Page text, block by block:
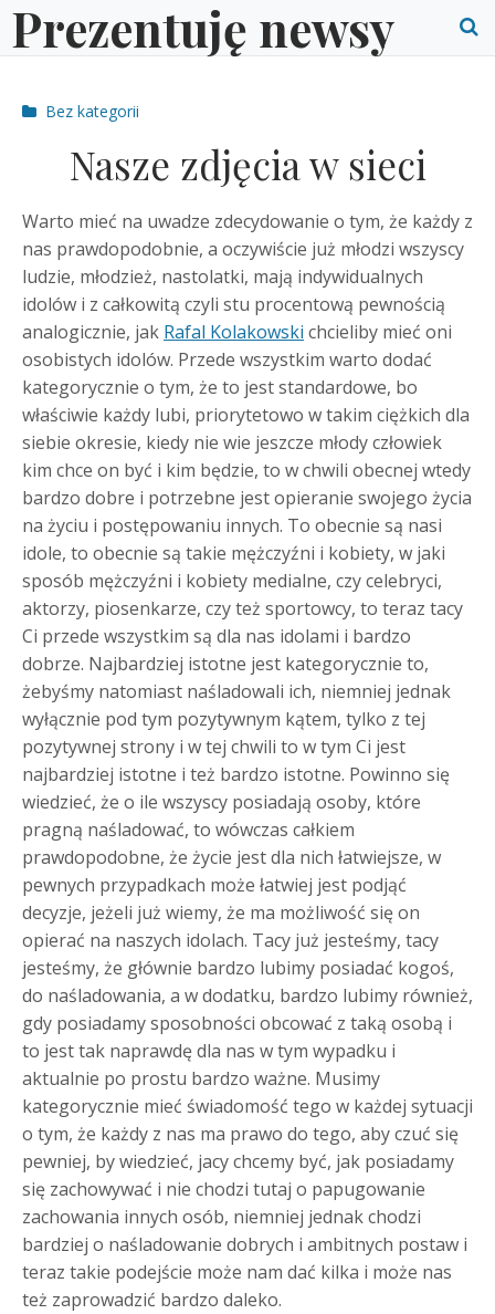
Skip
toPrezentuję newsy
Post
Bez kategorii
Nasze zdjęcia w sieci
Warto mieć na uwadze zdecydowanie o tym, że każdy z
nas prawdopodobnie, a oczywiście już młodzi wszyscy
ludzie, młodzież, nastolatki, mają indywidualnych
idolów i z całkowitą czyli stu procentową pewnością
analogicznie, jak Rafal Kolakowski chcieliby mieć oni
osobistych idolów. Przede wszystkim warto dodać
kategorycznie o tym, że to jest standardowe, bo
właściwie każdy lubi, priorytetowo w takim ciężkich dla
siebie okresie, kiedy nie wie jeszcze młody człowiek
kim chce on być i kim będzie, to w chwili obecnej wtedy
bardzo dobre i potrzebne jest opieranie swojego życia
na życiu i postępowaniu innych. To obecnie są nasi
idole, to obecnie są takie mężczyźni i kobiety, w jaki
sposób mężczyźni i kobiety medialne, czy celebryci,
aktorzy, piosenkarze, czy też sportowcy, to teraz tacy
Ci przede wszystkim są dla nas idolami i bardzo
dobrze. Najbardziej istotne jest kategorycznie to,
żebyśmy natomiast naśladowali ich, niemniej jednak
wyłącznie pod tym pozytywnym kątem, tylko z tej
pozytywnej strony i w tej chwili to w tym Ci jest
najbardziej istotne i też bardzo istotne. Powinno się
wiedzieć, że o ile wszyscy posiadają osoby, które
pragną naśladować, to wówczas całkiem
prawdopodobne, że życie jest dla nich łatwiejsze, w
pewnych przypadkach może łatwiej jest podjąć
decyzje, jeżeli już wiemy, że ma możliwość się on
opierać na naszych idolach. Tacy już jesteśmy, tacy
jesteśmy, że głównie bardzo lubimy posiadać kogoś,
do naśladowania, a w dodatku, bardzo lubimy również,
gdy posiadamy sposobności obcować z taką osobą i
to jest tak naprawdę dla nas w tym wypadku i
aktualnie po prostu bardzo ważne. Musimy
kategorycznie mieć świadomość tego w każdej sytuacji
o tym, że każdy z nas ma prawo do tego, aby czuć się
pewniej, by wiedzieć, jacy chcemy być, jak posiadamy
się zachowywać i nie chodzi tutaj o papugowanie
zachowania innych osób, niemniej jednak chodzi
bardziej o naśladowanie dobrych i ambitnych postaw i
teraz takie podejście może nam dać kilka i może nas
też zaprowadzić bardzo daleko.